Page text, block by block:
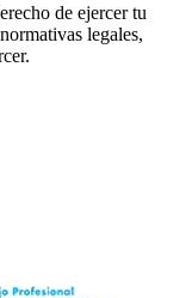
de ejercer tu
legales,